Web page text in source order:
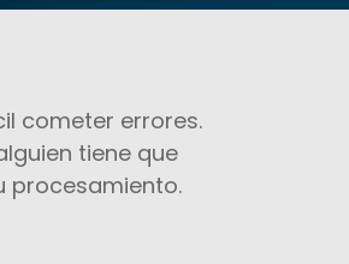
cometer errores.
tiene que
procesamiento.